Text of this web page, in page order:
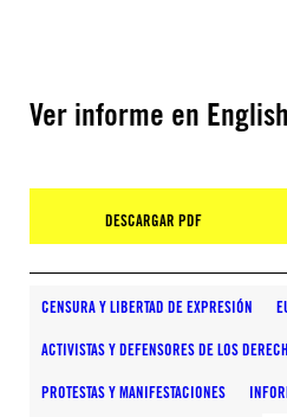
Ver informe en English
DESCARGAR PDF
CENSURA Y LIBERTAD DE EXPRESIÓN
ACTIVISTAS Y DEFENSORES DE LOS
PROTESTAS Y MANIFESTACIONES